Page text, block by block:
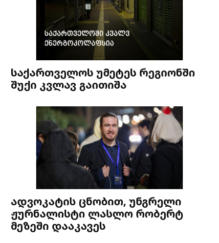
საქართველოს უმეტეს რეგიონში
შუქი კვლავ გაითიშა
ადვოკატის ცნობით, უნგრელი
ჟურნალისტი ლასლო რობერტ
მეზეში დააკავეს